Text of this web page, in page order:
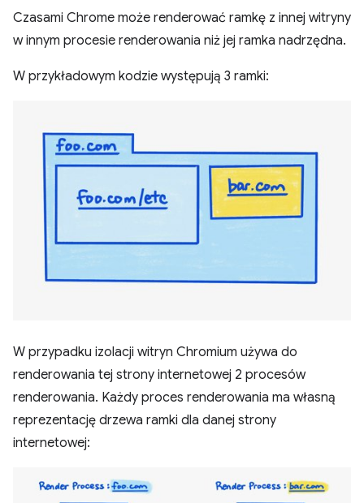
Czasami Chrome może renderować ramkę z innej witryny
w innym procesie renderowania niż jej ramka nadrzędna.
W przykładowym kodzie występują 3 ramki:
W przypadku izolacji witryn Chromium używa do
renderowania tej strony internetowej 2 procesów
renderowania. Każdy proces renderowania ma własną
reprezentację drzewa ramki dla danej strony
internetowej: